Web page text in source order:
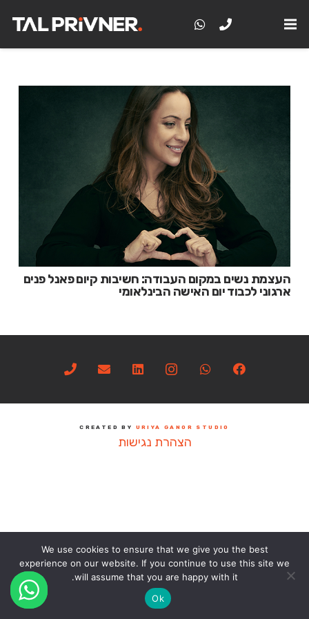
העצמת נשים במקום העבודה: חשיבות קיום פאנל פנים
ארגוני לכבוד יום האישה הבינלאומי
CREATED BY URIYA GANOR STUDIO
הצהרת נגישות
We use cookies to ensure that we give you the best
experience on our website. If you continue to use this site we
will assume that you are happy with it.
Ok